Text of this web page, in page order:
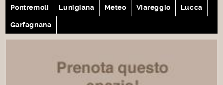
Pontremoli Lunigiana Meteo Viareggio Lucca
Garfagnana